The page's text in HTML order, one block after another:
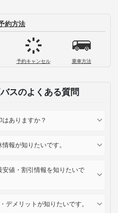
約方法
予約キャンセル 乗車方法
スのよくある質問
ありますか？
報が知りたいです。
値・割引情報を知りたいで
デメリットが知りたいです。